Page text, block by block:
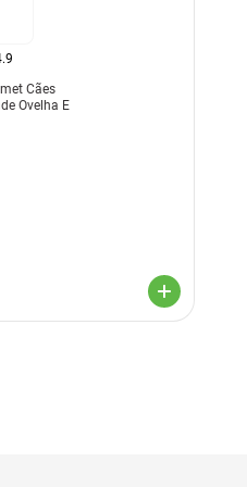
Cães